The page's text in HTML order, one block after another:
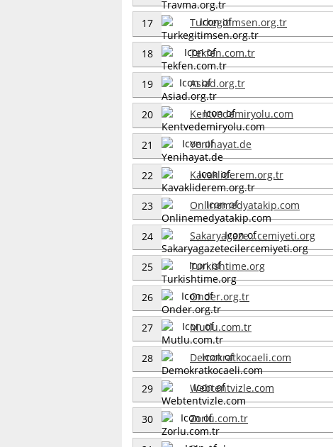
17 Turkegitimsen.org.tr
18 Tekfen.com.tr
19 Asiad.org.tr
20 Kentvedemiryolu.com
21 Yenihayat.de
22 Kavakliderem.org.tr
23 Onlinemedyatakip.com
24 Sakaryagaze...cemiyeti.org
25 Turkishtime.org
26 Onder.org.tr
27 Mutlu.com.tr
28 Demokratkocaeli.com
29 Webtentvizle.com
30 Zorlu.com.tr